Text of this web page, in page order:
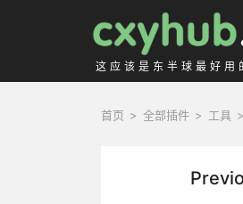
这应该是东半球最好
首页 > 全部插件 > 工具 >